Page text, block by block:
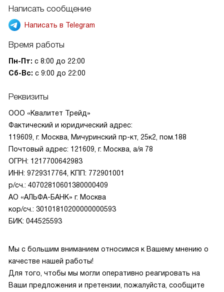
Написать сообщение
Написать в Telegram
Время работы
Пн-Пт: с 8:00 до 22:00
Сб-Вс: с 9:00 до 22:00
Реквизиты
ООО «Квалитет Трейд»
Фактический и юридический адрес:
119609, г. Москва, Мичуринский пр-кт, 25к2, пом.188
Почтовый адрес: 121609, г. Москва, а/я 78
ОГРН: 1217700642983
ИНН: 9729317764, КПП: 772901001
р/сч.: 40702810601380000409
АО «АЛЬФА-БАНК» г. Москва
кор/сч.: 30101810200000000593
БИК: 044525593
Мы с большим вниманием относимся к Вашему мнению о
качестве нашей работы!
Для того, чтобы мы могли оперативно реагировать на
Ваши предложения и претензии, пожалуйста, сообщите